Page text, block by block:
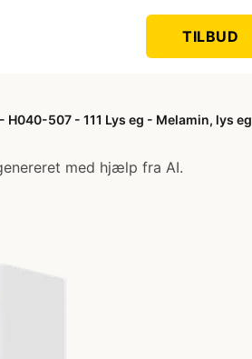
TILBUD
H040-507 - 111 Lys eg - Melamin, lys eg
med hjælp fra AI.